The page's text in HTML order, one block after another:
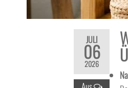
JULI
06
2026